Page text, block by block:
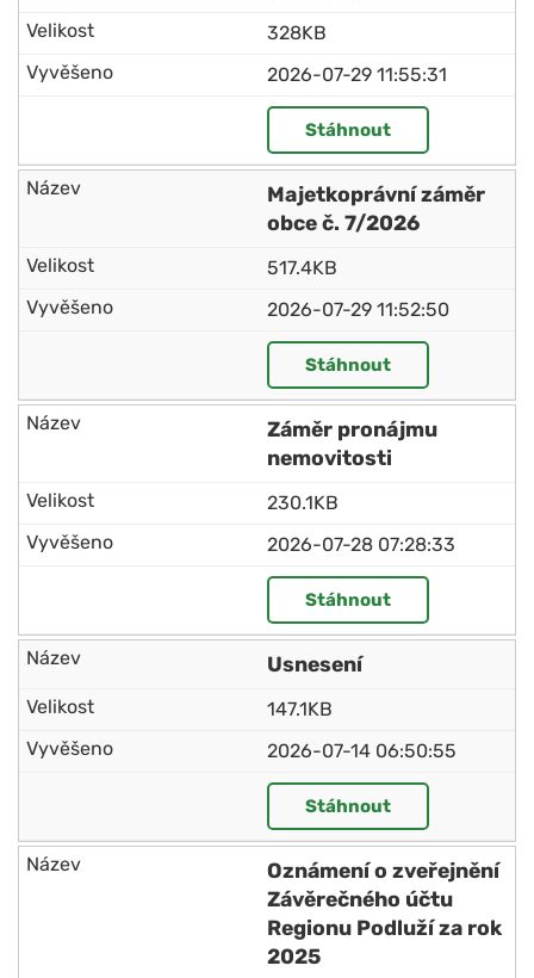
328KB
2026-07-29 11:55:31
Stáhnout
Majetkoprávní záměr
obce č. 7/2026
517.4KB
2026-07-29 11:52:50
Stáhnout
Záměr pronájmu
nemovitosti
230.1KB
2026-07-28 07:28:33
Stáhnout
Usnesení
147.1KB
2026-07-14 06:50:55
Stáhnout
Oznámení o zveřejnění
Závěrečného účtu
Regionu Podluží za rok
2025